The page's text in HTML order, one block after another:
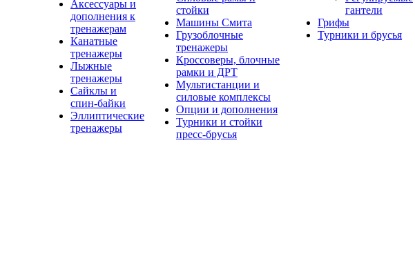
Аксессуары и
дополнения к
тренажерам
Канатные
тренажеры
Лыжные
тренажеры
Сайклы и
спин-байки
Эллиптические
тренажеры
стойки
Машины Смита
Грузоблочные
тренажеры
Кроссоверы, блочные
рамки и ДРТ
Мультистанции и
силовые комплексы
Опции и дополнения
Турники и стойки
пресс-брусья
гантели
Грифы
Турники и брусья